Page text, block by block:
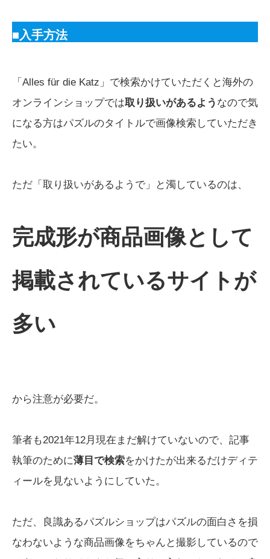
■入手方法
「Alles für die Katz」で検索かけていただくと海外の
オンラインショップでは取り扱いがあるよう なので気
になる方はパズルのタイトルで画像検索していただき
たい。
ただ「取り扱いがあるようで」と濁しているのは、
完成形が商品画像として
掲載されているサイトが
多い
から注意が必要だ。
筆者も2021年12月現在まだ解けていないので、記事
執筆のために薄目で検索をかけたが出来るだけディテ
ィールを見ないようにしていた。
ただ、良識あるパズルショップはパズルの面白さを損
なわないような商品画像をちゃんと撮影しているので